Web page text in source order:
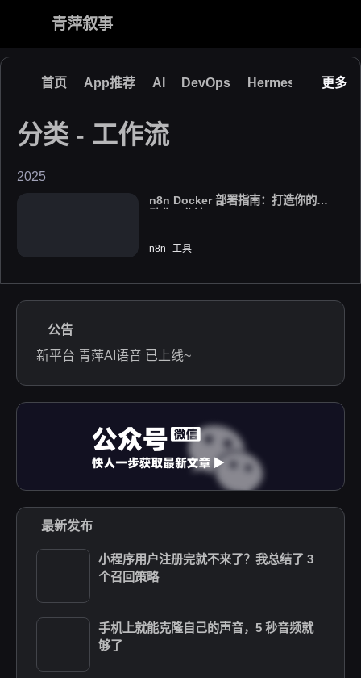
博客
青萍 AI 图床 青萍 AI 视频
青萍叙事
首页 App推荐 AI DevOps Hermes 更多
分类 - 工作流
2025
n8n Docker 部署指南：打造你的自
n8n 工具
公告
新平台 青萍AI语音 已上线~
最新发布
小程序用户注册完就不来了？我总结了 3
个召回策略
手机上就能克隆自己的声音，5 秒音频就
够了